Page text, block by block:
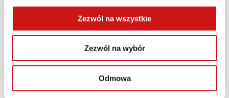
Zezwól na wszystkie
Zezwól na wybór
Odmowa
Wojciech Trzeciak
wojciech.trzeciak@eurorider.pl